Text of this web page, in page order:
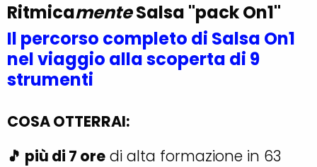
RitmicamenteSalsa "pack On1"
Il percorso completo di Salsa On1
nel viaggio alla scoperta di 9
strumenti
COSA OTTERRAI:
🎵 più di 7 ore di alta formazione in 63